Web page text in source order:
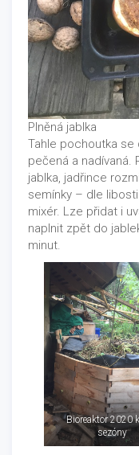
Plněná jablka
Tahle pochoutka se
pečená a nadívaná.
jablka, jadřince
semínky – dle
mixér. Lze přidat i
naplnit zpět do
minut.
Bioreaktor 2020
sezóny